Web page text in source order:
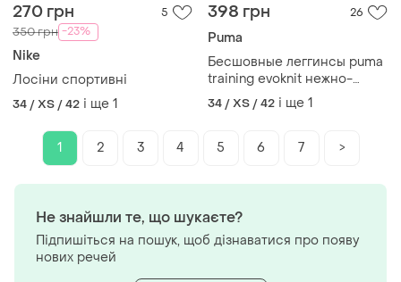
270 грн 5
350 грн -23%
Nike
Лосіни спортивні
34 / XS / 42 і ще 1
398 грн 26
Puma
Бесшовные леггинсы puma
training evoknit нежно-
бежевого цвета хs
34 / XS / 42 і ще 1
1 2 3 4 5 6 7 >
Не знайшли те, що шукаєте?
Підпишіться на пошук, щоб дізнаватися про появу
нових речей